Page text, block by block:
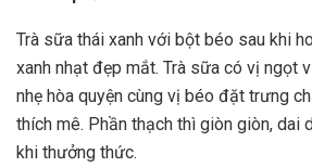
Trà sữa thái xanh với bột béo sau khi
xanh nhạt đẹp mắt. Trà sữa có vị ngọt
nhẹ hòa quyện cùng vị béo đặt trưng
thích mê. Phần thạch thì giòn giòn, dai
khi thưởng thức.